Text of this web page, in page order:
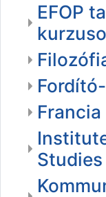
EFOP
Studies